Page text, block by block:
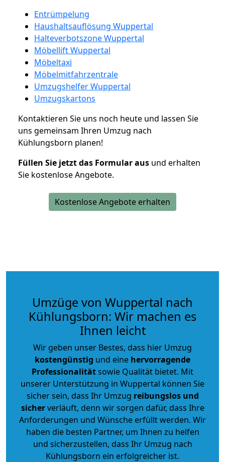
Entrümpelung
Haushaltsauflösung Wuppertal
Halteverbotszone Wuppertal
Möbellift Wuppertal
Möbeltaxi
Möbelmitfahrzentrale
Umzugshelfer Wuppertal
Umzugskartons
Kontaktieren Sie uns noch heute und lassen Sie
uns gemeinsam Ihren Umzug nach
Kühlungsborn planen!
Füllen Sie jetzt das Formular aus und erhalten
Sie kostenlose Angebote.
Kostenlose Angebote erhalten
Umzüge von Wuppertal nach
Kühlungsborn: Wir machen es
Ihnen leicht
Wir geben unser Bestes, dass hier Umzug
kostengünstig und eine hervorragende
Professionalitätsowie Qualität bietet. Mit
unserer Unterstützung in Wuppertal können Sie
sicher sein, dass Ihr Umzug reibungslos und
sicherverläuft, denn wir sorgen dafür, dass Ihre
Anforderungen und Wünsche erfüllt werden. Wir
haben die besten Partner, um Ihnen zu helfen
und sicherzustellen, dass Ihr Umzug nach
Kühlungsborn ein erfolgreicher ist.